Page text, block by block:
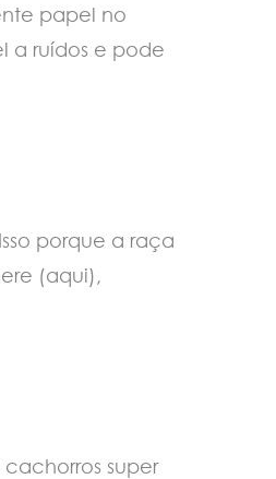
papel no
a ruídos e pode
porque a raça
(aqui),
super